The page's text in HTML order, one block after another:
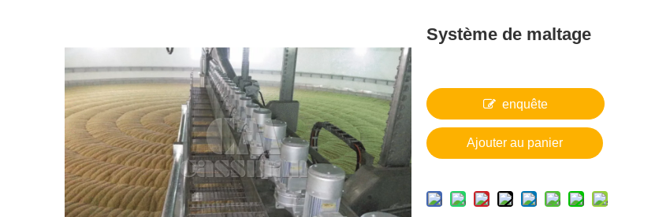
Système de maltage
enquête
Ajouter au panier